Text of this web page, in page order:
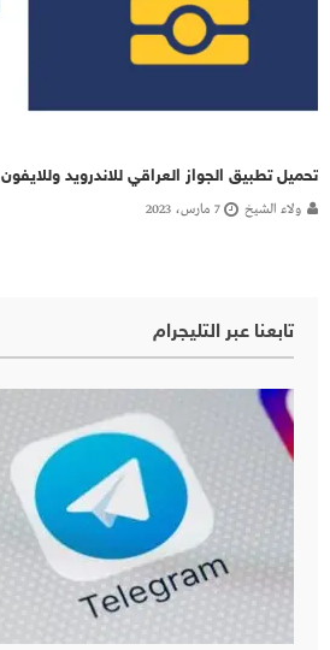
تحميل تطبيق الجواز العراقي للاندرويد وللايفون 2023 مجانا
ولاء الشيخ 7 مارس، 2023
تابعنا عبر التليجرام